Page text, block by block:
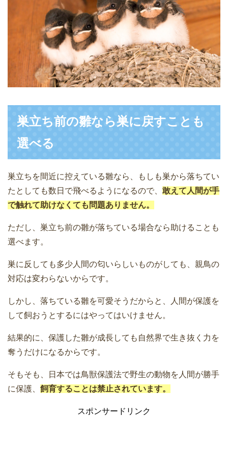
巣立ち前の雛なら巣に戻すことも
選べる
巣立ちを間近に控えている雛なら、もしも巣から落ちてい
たとしても数日で飛べるようになるので、 敢えて人間が手
で触れて助けなくても問題ありません。
ただし、巣立ち前の雛が落ちている場合なら助けることも
選べます。
巣に反しても多少人間の匂いらしいものがしても、親鳥の
対応は変わらないからです。
しかし、落ちている雛を可愛そうだからと、人間が保護を
して飼おうとするにはやってはいけません。
結果的に、保護した雛が成長しても自然界で生き抜く力を
奪うだけになるからです。
そもそも、日本では鳥獣保護法で野生の動物を人間が勝手
に保護、 飼育することは禁止されています。
スポンサードリンク